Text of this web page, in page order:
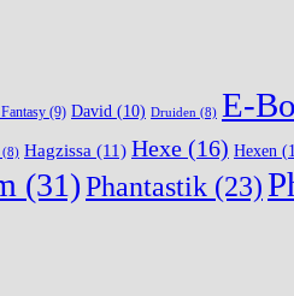
(9) David (10) Druiden (8) E-
(8) Hagzissa (11) Hexe (16) Hexen
(31)Phantastik (23)